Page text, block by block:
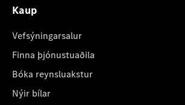
Kaup
Vefsýningarsalur
Finna þjónustuaðila
Bóka reynsluakstur
Nýir bílar